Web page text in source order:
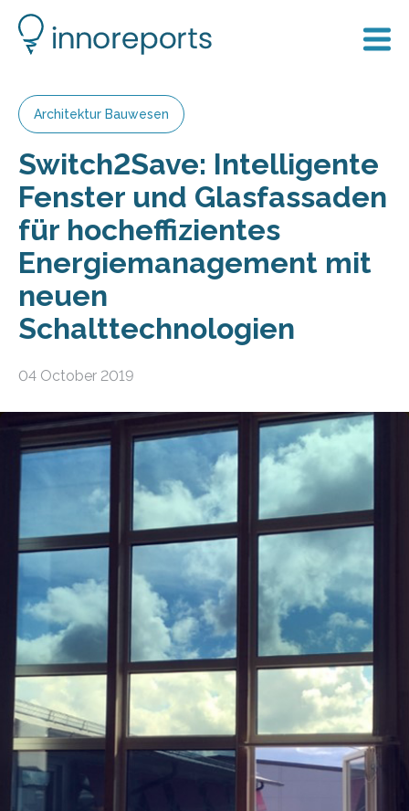
Architektur Bauwesen
Switch2Save: Intelligente
Fenster und Glasfassaden
für hocheffizientes
Energiemanagement mit
neuen
Schalttechnologien
04 October 2019